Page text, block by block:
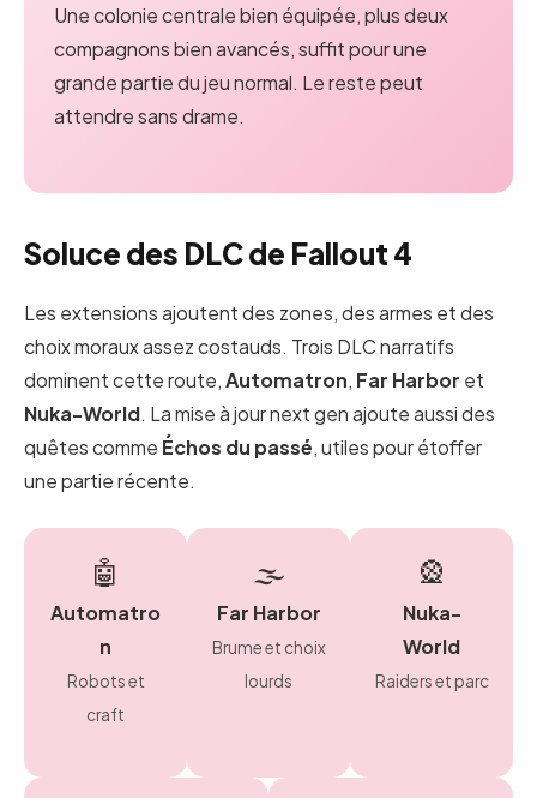
Une colonie centrale bien équipée, plus deux
compagnons bien avancés, suffit pour une
grande partie du jeu normal. Le reste peut
attendre sans drame.
Soluce des DLC de Fallout 4
Les extensions ajoutent des zones, des armes et des
choix moraux assez costauds. Trois DLC narratifs
dominent cette route,Automatron, Far Harbor et
Nuka-World. La mise à jour next gen ajoute aussi des
quêtes comme Échos du passé, utiles pour étoffer
une partie récente.
🤖
Automatro
n
Robots et
craft
🌫️
Far Harbor
Brume et choix
lourds
🎡
Nuka-
World
Raiders et parc